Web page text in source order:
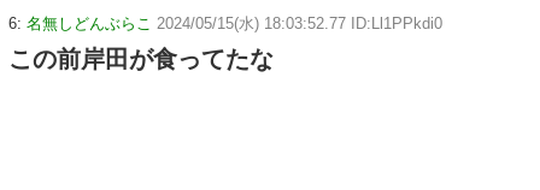
6: 名無しどんぶらこ 2024/05/15(水) 18:03:52.77 ID:Ll1PPkdi0
この前岸田が食ってたな